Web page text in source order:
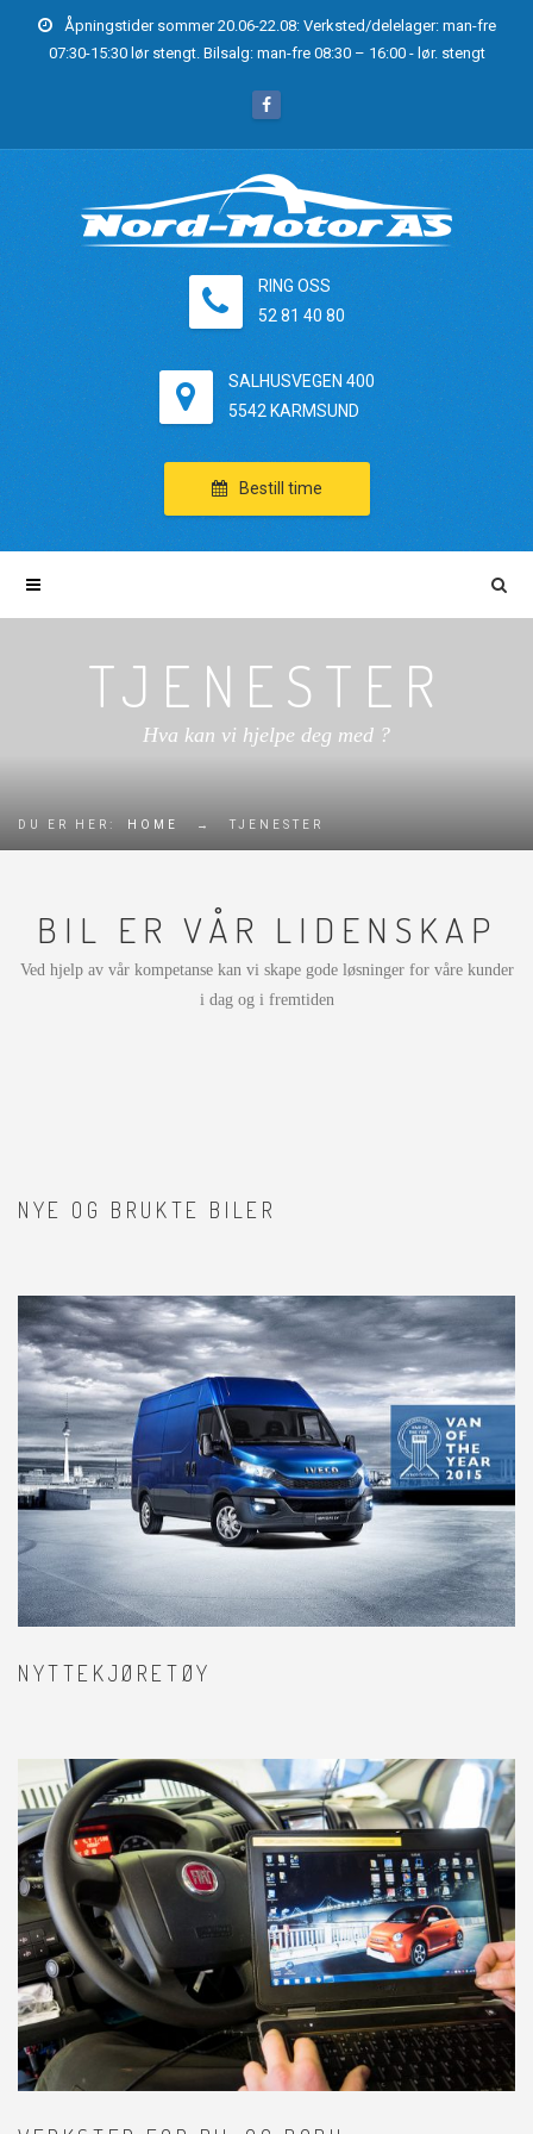
Åpningstider sommer 20.06-22.08: Verksted/delelager: man-fre
07:30-15:30 lør stengt. Bilsalg: man-fre 08:30 – 16:00 - lør. stengt
RING OSS
52 81 40 80
SALHUSVEGEN 400
5542 KARMSUND
Bestill time
TJENESTER
Hva kan vi hjelpe deg med ?
DU ER HER: HOME → TJENESTER
BIL ER VÅR LIDENSKAP
Ved hjelp av vår kompetanse kan vi skape gode løsninger for våre kunder
i dag og i fremtiden
NYE OG BRUKTE BILER
NYTTEKJØRETØY